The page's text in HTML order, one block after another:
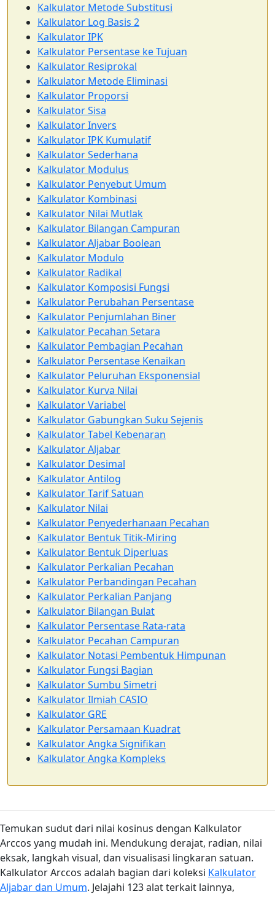
Kalkulator Metode Substitusi
Kalkulator Log Basis 2
Kalkulator IPK
Kalkulator Persentase ke Tujuan
Kalkulator Resiprokal
Kalkulator Metode Eliminasi
Kalkulator Proporsi
Kalkulator Sisa
Kalkulator Invers
Kalkulator IPK Kumulatif
Kalkulator Sederhana
Kalkulator Modulus
Kalkulator Penyebut Umum
Kalkulator Kombinasi
Kalkulator Nilai Mutlak
Kalkulator Bilangan Campuran
Kalkulator Aljabar Boolean
Kalkulator Modulo
Kalkulator Radikal
Kalkulator Komposisi Fungsi
Kalkulator Perubahan Persentase
Kalkulator Penjumlahan Biner
Kalkulator Pecahan Setara
Kalkulator Pembagian Pecahan
Kalkulator Persentase Kenaikan
Kalkulator Peluruhan Eksponensial
Kalkulator Kurva Nilai
Kalkulator Variabel
Kalkulator Gabungkan Suku Sejenis
Kalkulator Tabel Kebenaran
Kalkulator Aljabar
Kalkulator Desimal
Kalkulator Antilog
Kalkulator Tarif Satuan
Kalkulator Nilai
Kalkulator Penyederhanaan Pecahan
Kalkulator Bentuk Titik-Miring
Kalkulator Bentuk Diperluas
Kalkulator Perkalian Pecahan
Kalkulator Perbandingan Pecahan
Kalkulator Perkalian Panjang
Kalkulator Bilangan Bulat
Kalkulator Persentase Rata-rata
Kalkulator Pecahan Campuran
Kalkulator Notasi Pembentuk Himpunan
Kalkulator Fungsi Bagian
Kalkulator Sumbu Simetri
Kalkulator Ilmiah CASIO
Kalkulator GRE
Kalkulator Persamaan Kuadrat
Kalkulator Angka Signifikan
Kalkulator Angka Kompleks
Temukan sudut dari nilai kosinus dengan Kalkulator
Arccos yang mudah ini. Mendukung derajat, radian, nilai
eksak, langkah visual, dan visualisasi lingkaran satuan.
Kalkulator Arccos adalah bagian dari koleksi Kalkulator
Aljabar dan Umum. Jelajahi 123 alat terkait lainnya,